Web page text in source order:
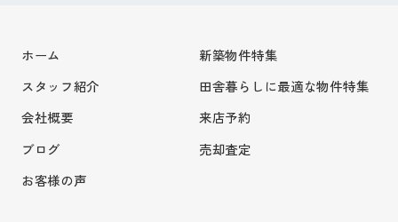
ホーム
スタッフ紹介
会社概要
ブログ
お客様の声
新築物件特集
田舎暮らしに最適な物件特集
来店予約
売却査定